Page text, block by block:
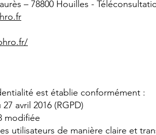
– 78800 Houilles -
est établie conformément :
avril 2016 (RGPD)
modifiée
utilisateurs de manière claire et